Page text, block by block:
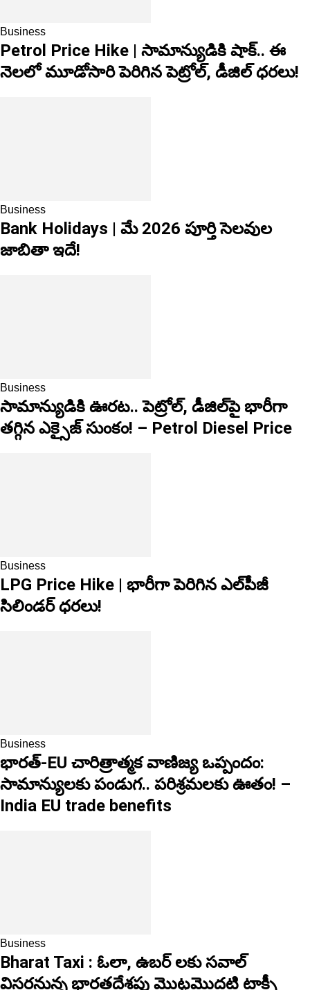
Business
Petrol Price Hike | సామాన్యుడికి షాక్.. ఈ
నెలలో మూడోసారి పెరిగిన పెట్రోల్, డీజిల్ ధరలు!
Business
Bank Holidays | మే 2026 పూర్తి సెలవుల
జాబితా ఇదే!
Business
సామాన్యుడికి ఊరట.. పెట్రోల్, డీజిల్‌పై భారీగా
తగ్గిన ఎక్సైజ్ సుంకం! – Petrol Diesel Price
Business
LPG Price Hike | భారీగా పెరిగిన ఎల్‌పీజీ
సిలిండర్ ధరలు!
Business
భారత్-EU చారిత్రాత్మక వాణిజ్య ఒప్పందం:
సామాన్యులకు పండుగ.. పరిశ్రమలకు ఊతం! –
India EU trade benefits
Business
Bharat Taxi : ఓలా, ఉబర్ లకు సవాల్‌
విసరనున్న భారతదేశపు మొట్టమొదటి టాక్సీ